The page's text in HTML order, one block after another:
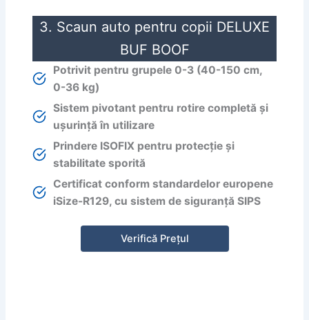
3. Scaun auto pentru copii DELUXE
BUF BOOF
Potrivit pentru grupele 0-3 (40-150 cm,
0-36 kg)
Sistem pivotant pentru rotire completă și
ușurință în utilizare
Prindere ISOFIX pentru protecție și
stabilitate sporită
Certificat conform standardelor europene
iSize-R129, cu sistem de siguranță SIPS
Verifică Prețul